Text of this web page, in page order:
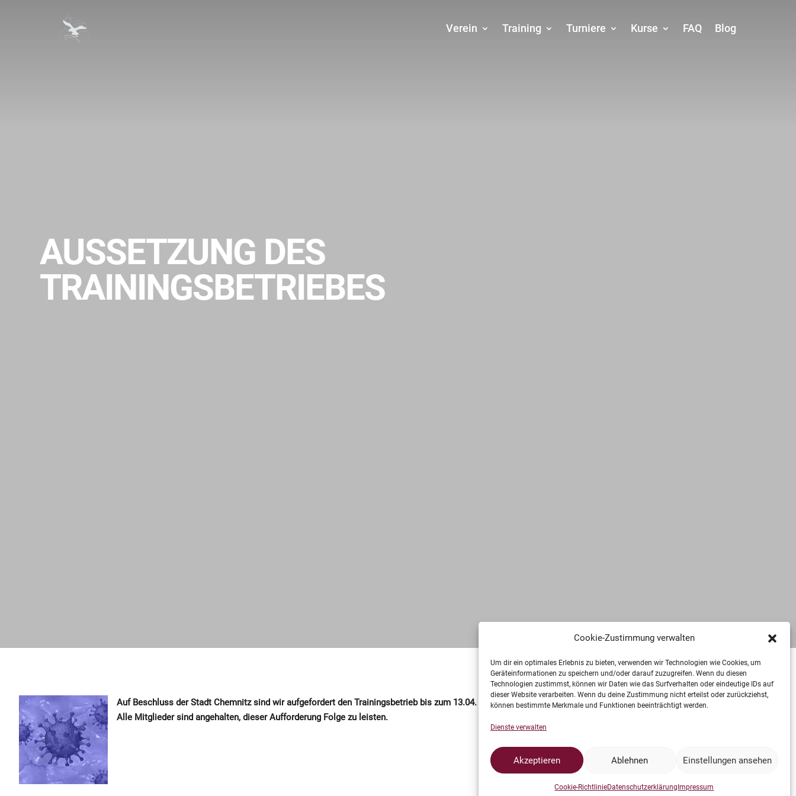
Cookie-Zustimmung verwalten
Um dir ein optimales Erlebnis zu bieten, verwenden wir Technologien wie Cookies, um
Geräteinformationen zu speichern und/oder darauf zuzugreifen. Wenn du diesen
Technologien zustimmst, können wir Daten wie das Surfverhalten oder eindeutige IDs auf
dieser Website verarbeiten. Wenn du deine Zustimmung nicht erteilst oder zurückziehst,
können bestimmte Merkmale und Funktionen beeinträchtigt werden.
Dienste verwalten
Akzeptieren Ablehnen Einstellungen ansehen
Cookie-RichtlinieDatenschutzerklärung Impressum
Verein Training Turniere Kurse FAQ Blog
AUSSETZUNG DES
TRAININGSBETRIEBES
Auf Beschluss der Stadt Chemnitz sind wir aufgefordert den Trainingsbetrieb bis zum 13.04. auszusetzen.
Alle Mitglieder sind angehalten, dieser Aufforderung Folge zu leisten.